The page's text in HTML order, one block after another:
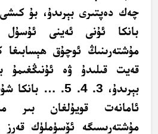
چەك دەپتىرى بېرىدۇ، بۇ
بانكا ئۇنى ئەينى ئۇسۇل
مۇشتەرىنىڭ ئوچۇق ھېسابىغا
قەيت قىلىدۇ ۋە ئۇنىڭغىمۇ
بېرىدۇ، 3. 4. 5. …
ئامانەت قويۇلغان بىر
مۇشتەرىسىگە ئۆسۈملۈك قەرز